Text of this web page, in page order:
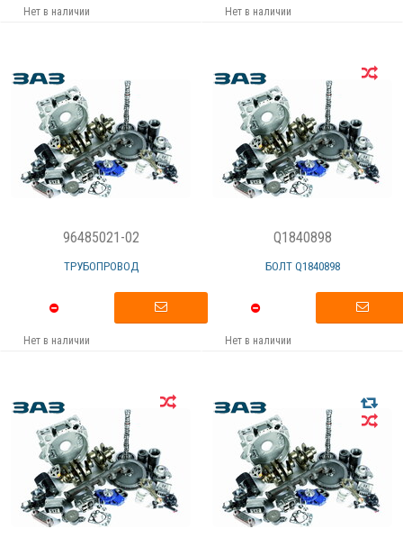
Нет в наличии Нет в наличии
96485021-02
ТРУБОПРОВОД
Нет в наличии
Q1840898
БОЛТ Q1840898
Нет в наличии